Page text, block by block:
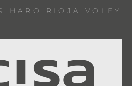
HARO RIOJA VOLEY